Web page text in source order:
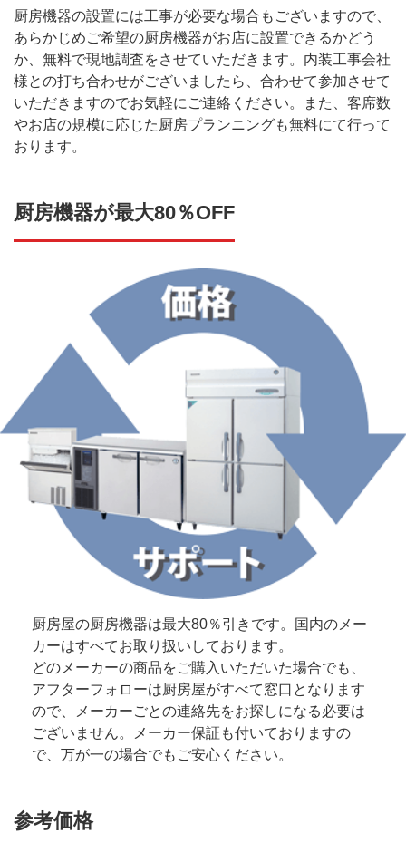
厨房機器の設置には工事が必要な場合もございますので、
あらかじめご希望の厨房機器がお店に設置できるかどう
か、無料で現地調査をさせていただきます。内装工事会社
様との打ち合わせがございましたら、合わせて参加させて
いただきますのでお気軽にご連絡ください。また、客席数
やお店の規模に応じた厨房プランニングも無料にて行って
おります。
厨房機器が最大80％OFF
厨房屋の厨房機器は最大80％引きです。国内のメー
カーはすべてお取り扱いしております。
どのメーカーの商品をご購入いただいた場合でも、
アフターフォローは厨房屋がすべて窓口となります
ので、メーカーごとの連絡先をお探しになる必要は
ございません。メーカー保証も付いておりますの
で、万が一の場合でもご安心ください。
参考価格